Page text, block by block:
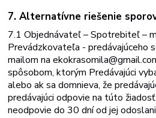
7. Alternatívne riešenie
7.1 Objednávateľ – Spotrebiteľ –
Prevádzkovateľa - predávajúceho
mailomna
spôsobom, ktorým Predávajúci
alebo ak sa domnieva, že
predávajúci odpovie na túto
neodpovie do 30 dní od jej